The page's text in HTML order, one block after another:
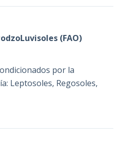
(FAO)
por la
Leptosoles, Regosoles,